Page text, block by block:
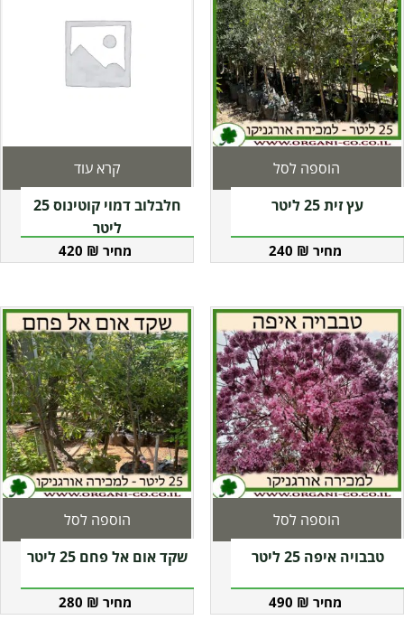
עץ זית 25 ליטר
240 ₪
הוספה לסל
חלבלוב דמוי קוטינוס 25
ליטר
420 ₪
קרא עוד
טבבויה איפה 25 ליטר
490 ₪
הוספה לסל
שקד אום אל פחם 25 ליטר
280 ₪
הוספה לסל